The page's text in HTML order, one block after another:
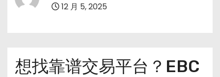
12 月 5, 2025
想找靠谱交易平台？EBC